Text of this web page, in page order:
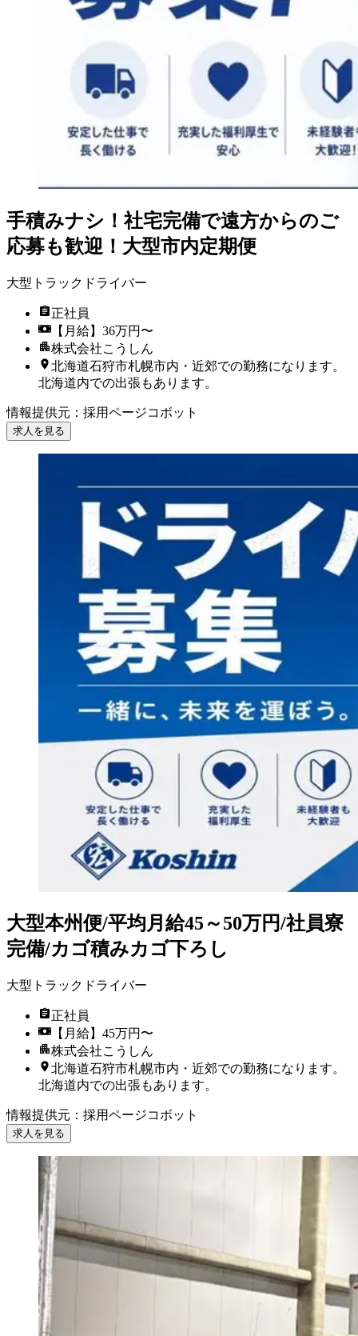
手積みナシ！社宅完備で遠方からのご
応募も歓迎！大型市内定期便
大型トラックドライバー
正社員
【月給】36万円〜
株式会社こうしん
北海道石狩市札幌市内・近郊での勤務になります。
北海道内での出張もあります。
情報提供元 ： 採用ページコボット
求人を見る
大型本州便/平均月給45～50万円/社員寮
完備/カゴ積みカゴ下ろし
大型トラックドライバー
正社員
【月給】45万円〜
株式会社こうしん
北海道石狩市札幌市内・近郊での勤務になります。
北海道内での出張もあります。
情報提供元 ： 採用ページコボット
求人を見る